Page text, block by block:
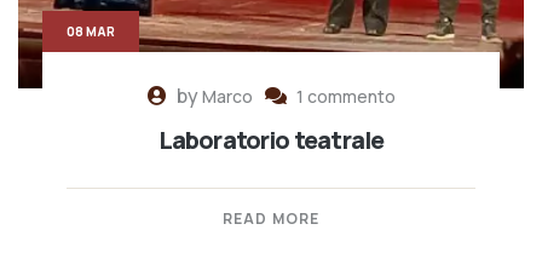
byMarco 1 commento
Laboratorio teatrale
READ MORE
08 MAR